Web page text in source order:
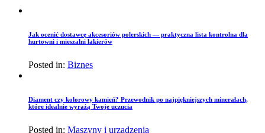
Jak ocenić dostawcę akcesoriów polerskich — praktyczna lista kontrolna dla
hurtowni i mieszalni lakierów
Posted in: Biznes
Diament czy kolorowy kamień? Przewodnik po najpiękniejszych minerałach,
które idealnie wyrażą Twoje uczucia
Posted in: Maszyny i urządzenia